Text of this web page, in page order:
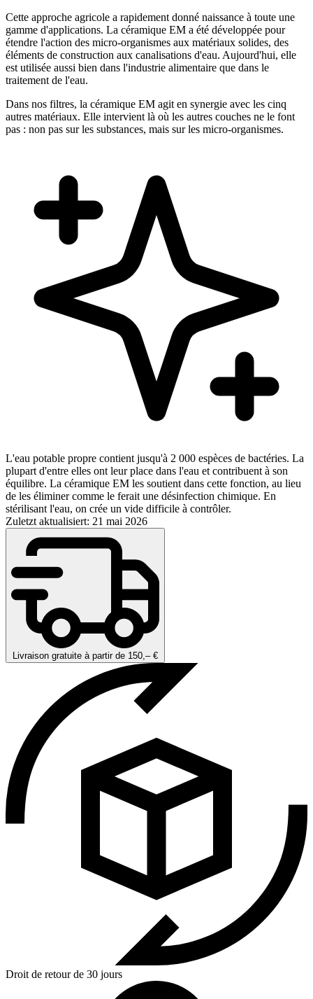
Cette approche agricole a rapidement donné naissance à toute une
gamme d'applications. La céramique EM a été développée pour
étendre l'action des micro-organismes aux matériaux solides, des
éléments de construction aux canalisations d'eau. Aujourd'hui, elle
est utilisée aussi bien dans l'industrie alimentaire que dans le
traitement de l'eau.
Dans nos filtres, la céramique EM agit en synergie avec les cinq
autres matériaux. Elle intervient là où les autres couches ne le font
pas : non pas sur les substances, mais sur les micro-organismes.
L'eau potable propre contient jusqu'à 2 000 espèces de bactéries. La
plupart d'entre elles ont leur place dans l'eau et contribuent à son
équilibre. La céramique EM les soutient dans cette fonction, au lieu
de les éliminer comme le ferait une désinfection chimique. En
stérilisant l'eau, on crée un vide difficile à contrôler.
Zuletzt aktualisiert: 21 mai 2026
Livraison gratuite à partir de 150,– €
Droit de retour de 30 jours